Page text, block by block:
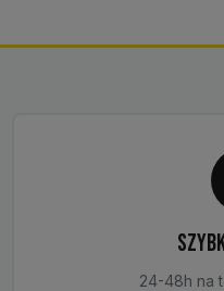
można
24-48h na